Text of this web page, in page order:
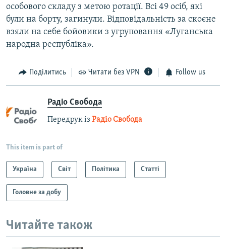
особового складу з метою ротації. Всі 49 осіб, які
були на борту, загинули. Відповідальність за скоєне
взяли на себе бойовики з угруповання «Луганська
народна республіка».
Поділитись Читати без VPN Follow us
Радіо Свобода
Передрук із Радіо Свобода
This item is part of
Україна Світ Політика Статті
Головне за добу
Читайте також